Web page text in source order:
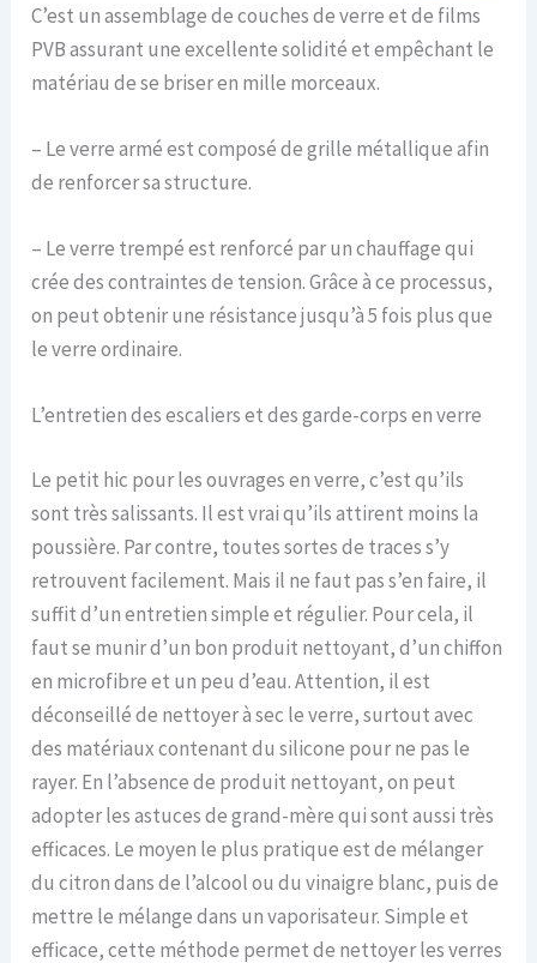
C’est un assemblage de couches de verre et de films
PVB assurant une excellente solidité et empêchant le
matériau de se briser en mille morceaux.
– Le verre armé est composé de grille métallique afin
de renforcer sa structure.
– Le verre trempé est renforcé par un chauffage qui
crée des contraintes de tension. Grâce à ce processus,
on peut obtenir une résistance jusqu’à 5 fois plus que
le verre ordinaire.
L’entretien des escaliers et des garde-corps en verre
Le petit hic pour les ouvrages en verre, c’est qu’ils
sont très salissants. Il est vrai qu’ils attirent moins la
poussière. Par contre, toutes sortes de traces s’y
retrouvent facilement. Mais il ne faut pas s’en faire, il
suffit d’un entretien simple et régulier. Pour cela, il
faut se munir d’un bon produit nettoyant, d’un chiffon
en microfibre et un peu d’eau. Attention, il est
déconseillé de nettoyer à sec le verre, surtout avec
des matériaux contenant du silicone pour ne pas le
rayer. En l’absence de produit nettoyant, on peut
adopter les astuces de grand-mère qui sont aussi très
efficaces. Le moyen le plus pratique est de mélanger
du citron dans de l’alcool ou du vinaigre blanc, puis de
mettre le mélange dans un vaporisateur. Simple et
efficace, cette méthode permet de nettoyer les verres